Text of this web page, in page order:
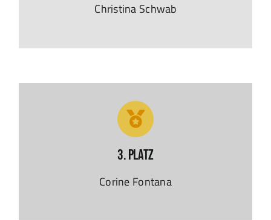
Christina Schwab
3. Platz
Corine Fontana